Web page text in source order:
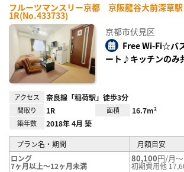
フルーツマンスリー京都 京阪龍谷大前深草駅
1R(No.433733)
京都市伏見区
Free Wi-Fi☆バ
ート♪キッチンのみ
アクセス 奈良線「稲荷駅」徒歩3分
間取り 1R 面積 16.7m²
築年数 2018年 4月 築
プラン名・期間
月額目安
ロング
7ヶ月以上～12ヶ月未満
80,100円/月～
初期費用他